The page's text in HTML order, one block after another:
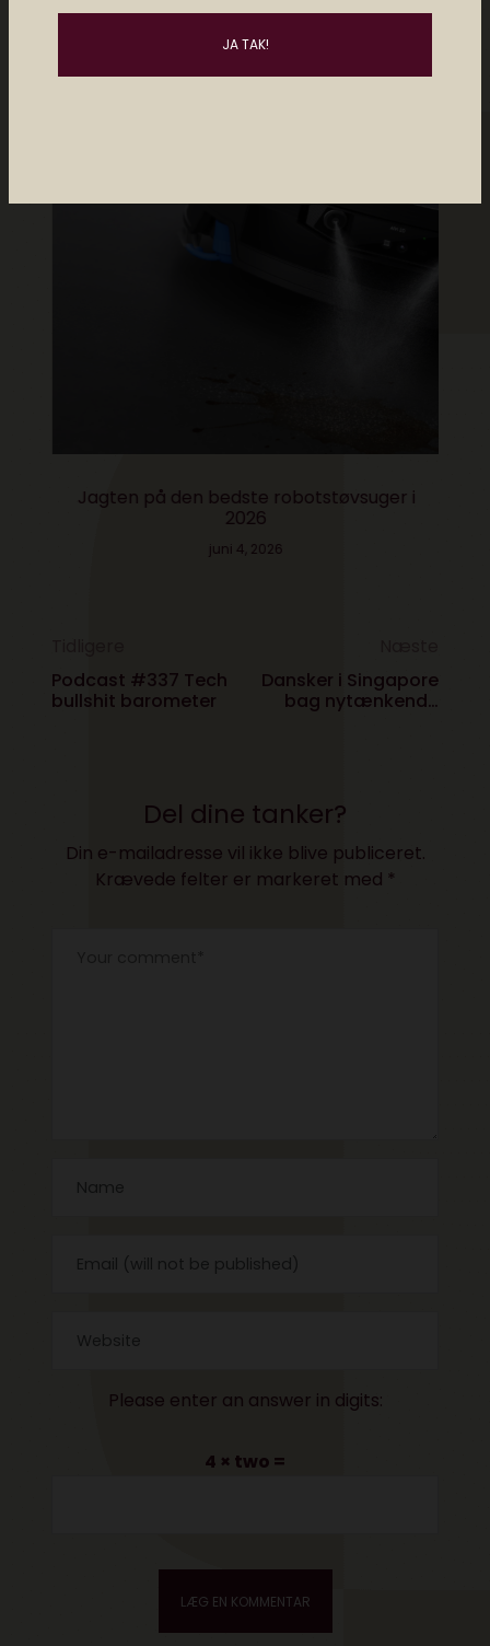
Jagten på den bedste robotstøvsuger i
2026
juni 4, 2026
Podcast #337 Tech
bullshit barometer
Dansker i Singapore
bag nytænkende
Del dine tanker?
Din e-mailadresse vil ikke blive publiceret.
Krævede felter er markeret med *
Please enter an answer in digits:
4 × two =